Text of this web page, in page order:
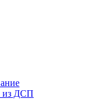
из ДСП